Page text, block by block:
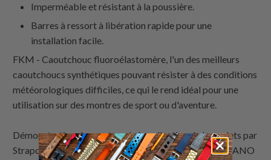
Imperméable et résistant à la poussière.
Barres à ressort à libération rapide pour une
installation facile.
FKM - Caoutchouc fluoroélastomère, l'un des meilleurs
caoutchoucs synthétiques pouvant résister à des conditions
météorologiques difficiles, ce qui le rend idéal pour une
utilisation sur des montres de sport ou d'aventure.
Démonstration de montres de la collection de bracelets par
Strapcode: Royal Marine - Version Fuji Vieillie / ANZIANO